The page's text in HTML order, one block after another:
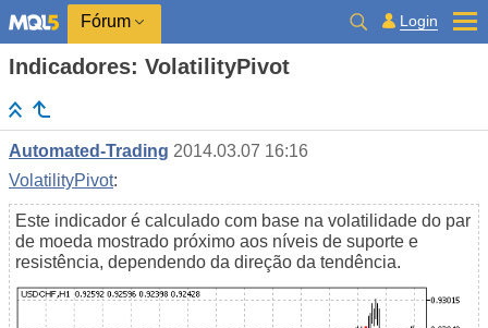
Fórum Login
Indicadores: VolatilityPivot
Automated-Trading 2014.03.07 16:16
VolatilityPivot:
Este indicador é calculado com base na volatilidade do par
de moeda mostrado próximo aos níveis de suporte e
resistência, dependendo da direção da tendência.